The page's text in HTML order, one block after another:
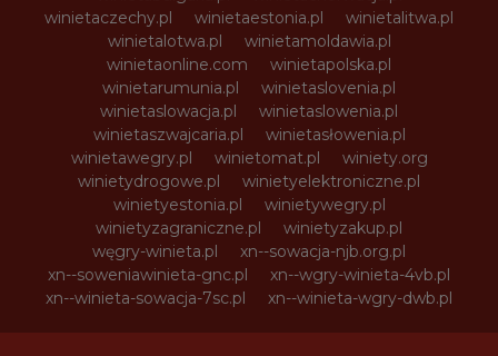
winietaczechy.pl
winietaestonia.pl
winietalitwa.pl
winietalotwa.pl
winietamoldawia.pl
winietaonline.com
winietapolska.pl
winietarumunia.pl
winietaslovenia.pl
winietaslowacja.pl
winietaslowenia.pl
winietaszwajcaria.pl
winietasłowenia.pl
winietawegry.pl
winietomat.pl
winiety.org
winietydrogowe.pl
winietyelektroniczne.pl
winietyestonia.pl
winietywegry.pl
winietyzagraniczne.pl
winietyzakup.pl
węgry-winieta.pl
xn--sowacja-njb.org.pl
xn--soweniawinieta-gnc.pl
xn--wgry-winieta-4vb.pl
xn--winieta-sowacja-7sc.pl
xn--winieta-wgry-dwb.pl